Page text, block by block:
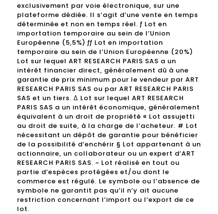
exclusivement par voie électronique, sur une
plateforme dédiée. Il s’agit d’une vente en temps
déterminée et non en temps réel. ƒ Lot en
importation temporaire au sein de l’Union
Européenne (5,5%) ƒƒ Lot en importation
temporaire au sein de l’Union Européenne (20%)
Lot sur lequel ART RESEARCH PARIS SAS a un
intérêt financier direct, généralement dû à une
garantie de prix minimum pour le vendeur par ART
RESEARCH PARIS SAS ou par ART RESEARCH PARIS
SAS et un tiers. Δ Lot sur lequel ART RESEARCH
PARIS SAS a un intérêt économique, généralement
équivalent à un droit de propriété ¤ Lot assujetti
au droit de suite, à la charge de l’acheteur. # Lot
nécessitant un dépôt de garantie pour bénéficier
de la possibilité d’enchérir § Lot appartenant à un
actionnaire, un collaborateur ou un expert d’ART
RESEARCH PARIS SAS. ~ Lot réalisé en tout ou
partie d’espèces protégées et/ou dont le
commerce est régulé. Le symbole ou l’absence de
symbole ne garantit pas qu’il n’y ait aucune
restriction concernant l’import ou l’export de ce
lot.